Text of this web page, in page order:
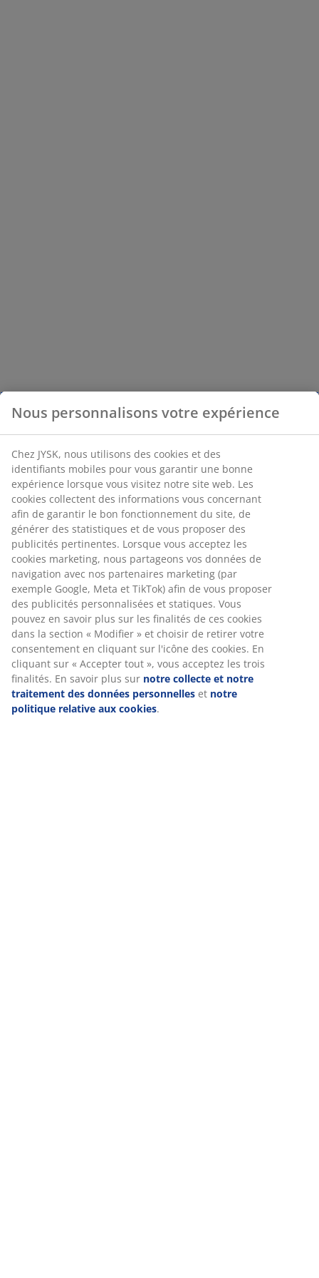
Nous personnalisons votre expérience
Chez JYSK, nous utilisons des cookies et des
identifiants mobiles pour vous garantir une bonne
expérience lorsque vous visitez notre site web. Les
cookies collectent des informations vous concernant
afin de garantir le bon fonctionnement du site, de
générer des statistiques et de vous proposer des
publicités pertinentes. Lorsque vous acceptez les
cookies marketing, nous partageons vos données de
navigation avec nos partenaires marketing (par
exemple Google, Meta et TikTok) afin de vous proposer
des publicités personnalisées et statiques. Vous
pouvez en savoir plus sur les finalités de ces cookies
dans la section « Modifier » et choisir de retirer votre
consentement en cliquant sur l'icône des cookies. En
cliquant sur « Accepter tout », vous acceptez les trois
finalités. En savoir plus sur notre collecte et notre
traitement des données personnelles et notre
politique relative aux cookies.